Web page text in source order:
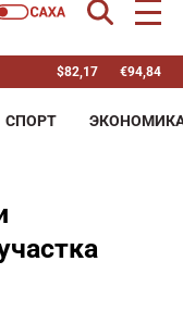
$82,17 €94,84
СПОРТ